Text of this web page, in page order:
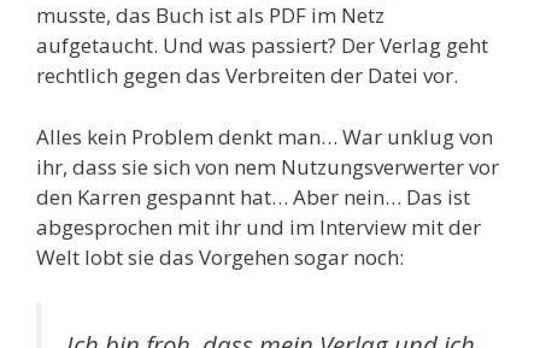
musste, das Buch ist als PDF im Netz
aufgetaucht. Und was passiert? Der Verlag geht
rechtlich gegen das Verbreiten der Datei vor.
Alles kein Problem denkt man… War unklug von
ihr, dass sie sich von nem Nutzungsverwerter vor
den Karren gespannt hat… Aber nein… Das ist
abgesprochen mit ihr und im Interview mit der
Welt lobt sie das Vorgehen sogar noch: